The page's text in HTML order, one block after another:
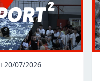
20/07/2026